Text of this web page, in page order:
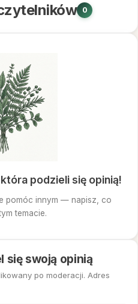
0
podzieli się opinią!
pomóc innym — napisz, co
temacie.
się swoją opinią
po moderacji. Adres